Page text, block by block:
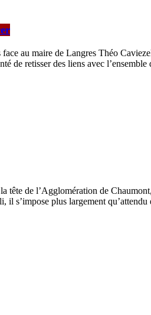
au maire de Langres Théo
retisser des liens avec
de l’Agglomération de
s’impose plus largement